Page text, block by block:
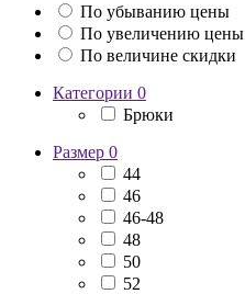
По убыванию цены
По увеличению цены
По величине скидки
Категории 0
Брюки
Размер 0
44
46
46-48
48
50
52